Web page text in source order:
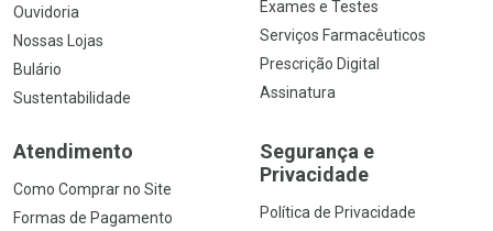
Ouvidoria
Nossas Lojas
Bulário
Sustentabilidade
Exames e Testes
Serviços Farmacêuticos
Prescrição Digital
Assinatura
Atendimento
Como Comprar no Site
Formas de Pagamento
Segurança e
Privacidade
Política de Privacidade